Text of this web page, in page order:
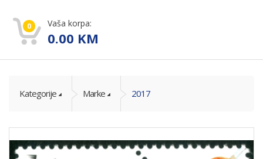
0 Vaša korpa:
0.00 KM
Kategorije Marke 2017